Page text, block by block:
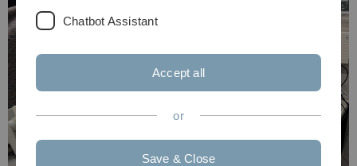
Chatbot Assistant
Accept all
or
Save & Close